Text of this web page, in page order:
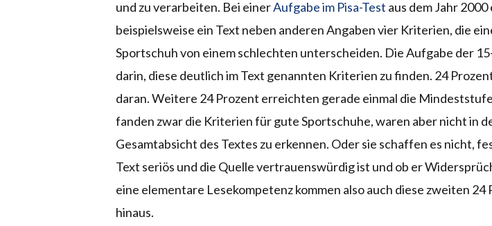
und zu verarbeiten. Bei einerAufgabe im Pisa-Test aus dem Jahr
beispielsweise ein Text neben anderen Angaben vier Kriterien, die
Sportschuh von einem schlechten unterscheiden. Die Aufgabe der
darin, diese deutlich im Text genannten Kriterien zu finden. 24
daran. Weitere 24 Prozent erreichten gerade einmal die
fanden zwar die Kriterien für gute Sportschuhe, waren aber nicht in
Gesamtabsicht des Textes zu erkennen. Oder sie schaffen es nicht,
Text seriös und die Quelle vertrauenswürdig ist und ob er
eine elementare Lesekompetenz kommen also auch diese zweiten 24
hinaus.